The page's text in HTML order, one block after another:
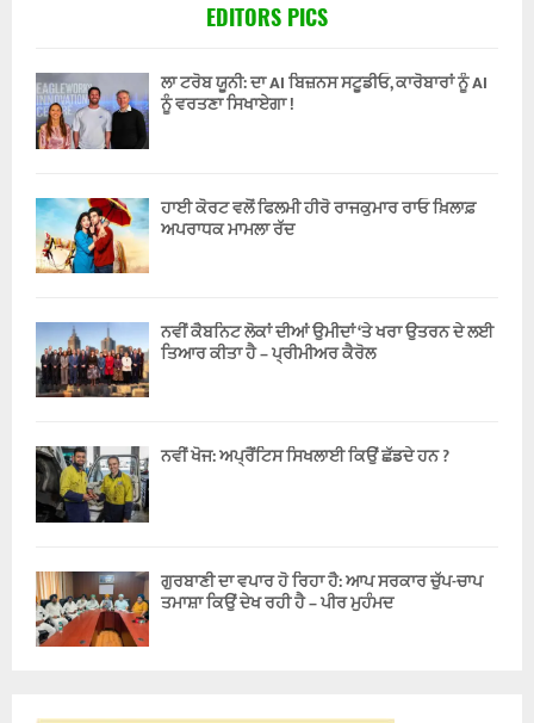
EDITORS PICS
ਲਾ ਟਰੋਬ ਯੂਨੀ: ਦਾ AI ਬਿਜ਼ਨਸ ਸਟੂਡੀਓ, ਕਾਰੋਬਾਰਾਂ ਨੂੰ AI
ਨੂੰ ਵਰਤਣਾ ਸਿਖਾਏਗਾ !
ਹਾਈ ਕੋਰਟ ਵਲੋਂ ਫਿਲਮੀ ਹੀਰੋ ਰਾਜਕੁਮਾਰ ਰਾਓ ਖ਼ਿਲਾਫ਼
ਅਪਰਾਧਕ ਮਾਮਲਾ ਰੱਦ
ਨਵੀਂ ਕੈਬਨਿਟ ਲੋਕਾਂ ਦੀਆਂ ਉਮੀਦਾਂ ‘ਤੇ ਖਰਾ ਉਤਰਨ ਦੇ ਲਈ
ਤਿਆਰ ਕੀਤਾ ਹੈ – ਪ੍ਰੀਮੀਅਰ ਕੈਰੋਲ
ਨਵੀਂ ਖੋਜ: ਅਪ੍ਰੈਂਟਿਸ ਸਿਖਲਾਈ ਕਿਉਂ ਛੱਡਦੇ ਹਨ ?
ਗੁਰਬਾਣੀ ਦਾ ਵਪਾਰ ਹੋ ਰਿਹਾ ਹੈ: ਆਪ ਸਰਕਾਰ ਚੁੱਪ-ਚਾਪ
ਤਮਾਸ਼ਾ ਕਿਉਂ ਦੇਖ ਰਹੀ ਹੈ – ਪੀਰ ਮੁਹੰਮਦ